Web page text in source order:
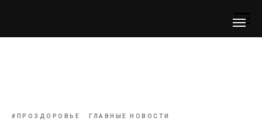
#ПРОЗДОРОВЬЕ ГЛАВНЫЕ НОВОСТИ